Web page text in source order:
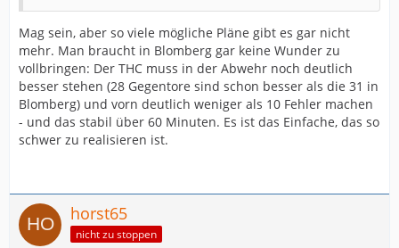
Mag sein, aber so viele mögliche Pläne gibt es gar nicht
mehr. Man braucht in Blomberg gar keine Wunder zu
vollbringen: Der THC muss in der Abwehr noch deutlich
besser stehen (28 Gegentore sind schon besser als die 31 in
Blomberg) und vorn deutlich weniger als 10 Fehler machen
- und das stabil über 60 Minuten. Es ist das Einfache, das so
schwer zu realisieren ist.
horst65
nicht zu stoppen